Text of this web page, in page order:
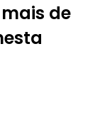
de